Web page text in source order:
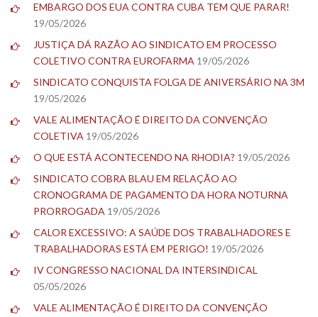
EMBARGO DOS EUA CONTRA CUBA TEM QUE PARAR!
19/05/2026
JUSTIÇA DÁ RAZÃO AO SINDICATO EM PROCESSO
COLETIVO CONTRA EUROFARMA 19/05/2026
SINDICATO CONQUISTA FOLGA DE ANIVERSÁRIO NA 3M
19/05/2026
VALE ALIMENTAÇÃO É DIREITO DA CONVENÇÃO
COLETIVA 19/05/2026
O QUE ESTÁ ACONTECENDO NA RHODIA? 19/05/2026
SINDICATO COBRA BLAU EM RELAÇÃO AO
CRONOGRAMA DE PAGAMENTO DA HORA NOTURNA
PRORROGADA 19/05/2026
CALOR EXCESSIVO: A SAÚDE DOS TRABALHADORES E
TRABALHADORAS ESTÁ EM PERIGO! 19/05/2026
IV CONGRESSO NACIONAL DA INTERSINDICAL
05/05/2026
VALE ALIMENTAÇÃO É DIREITO DA CONVENÇÃO